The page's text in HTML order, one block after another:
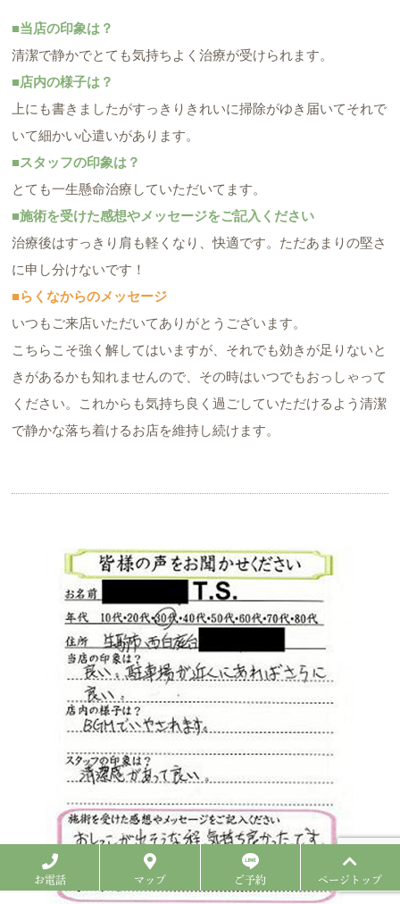
■当店の印象は？
清潔で静かでとても気持ちよく治療が受けられます。
■店内の様子は？
上にも書きましたがすっきりきれいに掃除がゆき届いてそれで
いて細かい心遣いがあります。
■スタッフの印象は？
とても一生懸命治療していただいてます。
■施術を受けた感想やメッセージをご記入ください
治療後はすっきり肩も軽くなり、快適です。ただあまりの堅さ
に申し分けないです！
■らくなからのメッセージ
いつもご来店いただいてありがとうございます。
こちらこそ強く解してはいますが、それでも効きが足りないと
きがあるかも知れませんので、その時はいつでもおっしゃって
ください。これからも気持ち良く過ごしていただけるよう清潔
で静かな落ち着けるお店を維持し続けます。
お電話 マップ ご予約 ページトップ